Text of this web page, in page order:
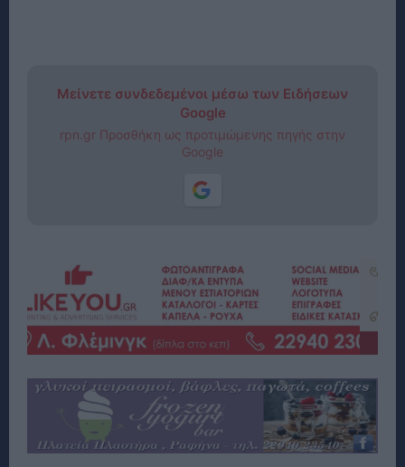
Μείνετε συνδεδεμένοι μέσω των Ειδήσεων
Google
rpn.gr Προσθήκη ως προτιμώμενης πηγής στην
Google